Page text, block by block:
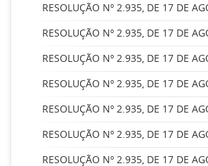
RESOLUÇÃO Nº 2.935, DE 17 DE
RESOLUÇÃO Nº 2.935, DE 17 DE
RESOLUÇÃO Nº 2.935, DE 17 DE
RESOLUÇÃO Nº 2.935, DE 17 DE
RESOLUÇÃO Nº 2.935, DE 17 DE
RESOLUÇÃO Nº 2.935, DE 17 DE
RESOLUÇÃO Nº 2.935, DE 17 DE